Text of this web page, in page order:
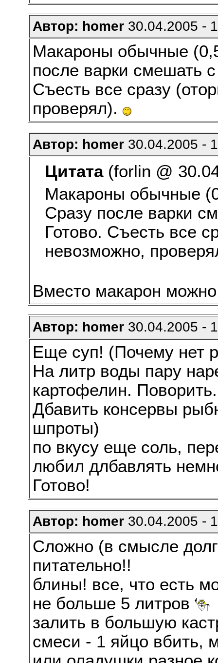
Автор: homer30.04.2005 -
Макароны обычные
после варки смешать
Съесть все сразу
проверял).
Автор: homer30.04.2005 -
Цитата(forlin @
Макароны обычные
Сразу после варки
Готово. Съесть все
невозможно,
Вместо макарон можно
Автор: homer30.04.2005 -
Еще суп! (Почему нет
На литр воды пару
картофелин. Поворить.
Дбавить консервы
шпроты)
по вкусу еще соль,
любил длбавлять
Готово!
Автор: homer30.04.2005 -
Сложно (в смысле
питательно!!
блины! все, что есть
не больше 5 литров
залить в большую
смеси - 1 яйцо вбить,